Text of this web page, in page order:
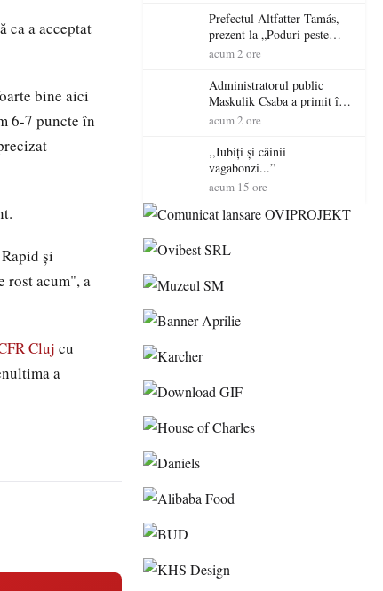
ca a acceptat
bine aici
6-7 puncte în
și
rost acum", a
Cluj cu
a
Prefectul Altfatter Tamás,
prezent la „Poduri peste
granițe – Zilele Diasporei
acum 2 ore
Administratorul public
Maskulik Csaba a primit în
audiență cetățenii din Satu
acum 2 ore
,,Iubiți și câinii
vagabonzi...”
acum 15 ore